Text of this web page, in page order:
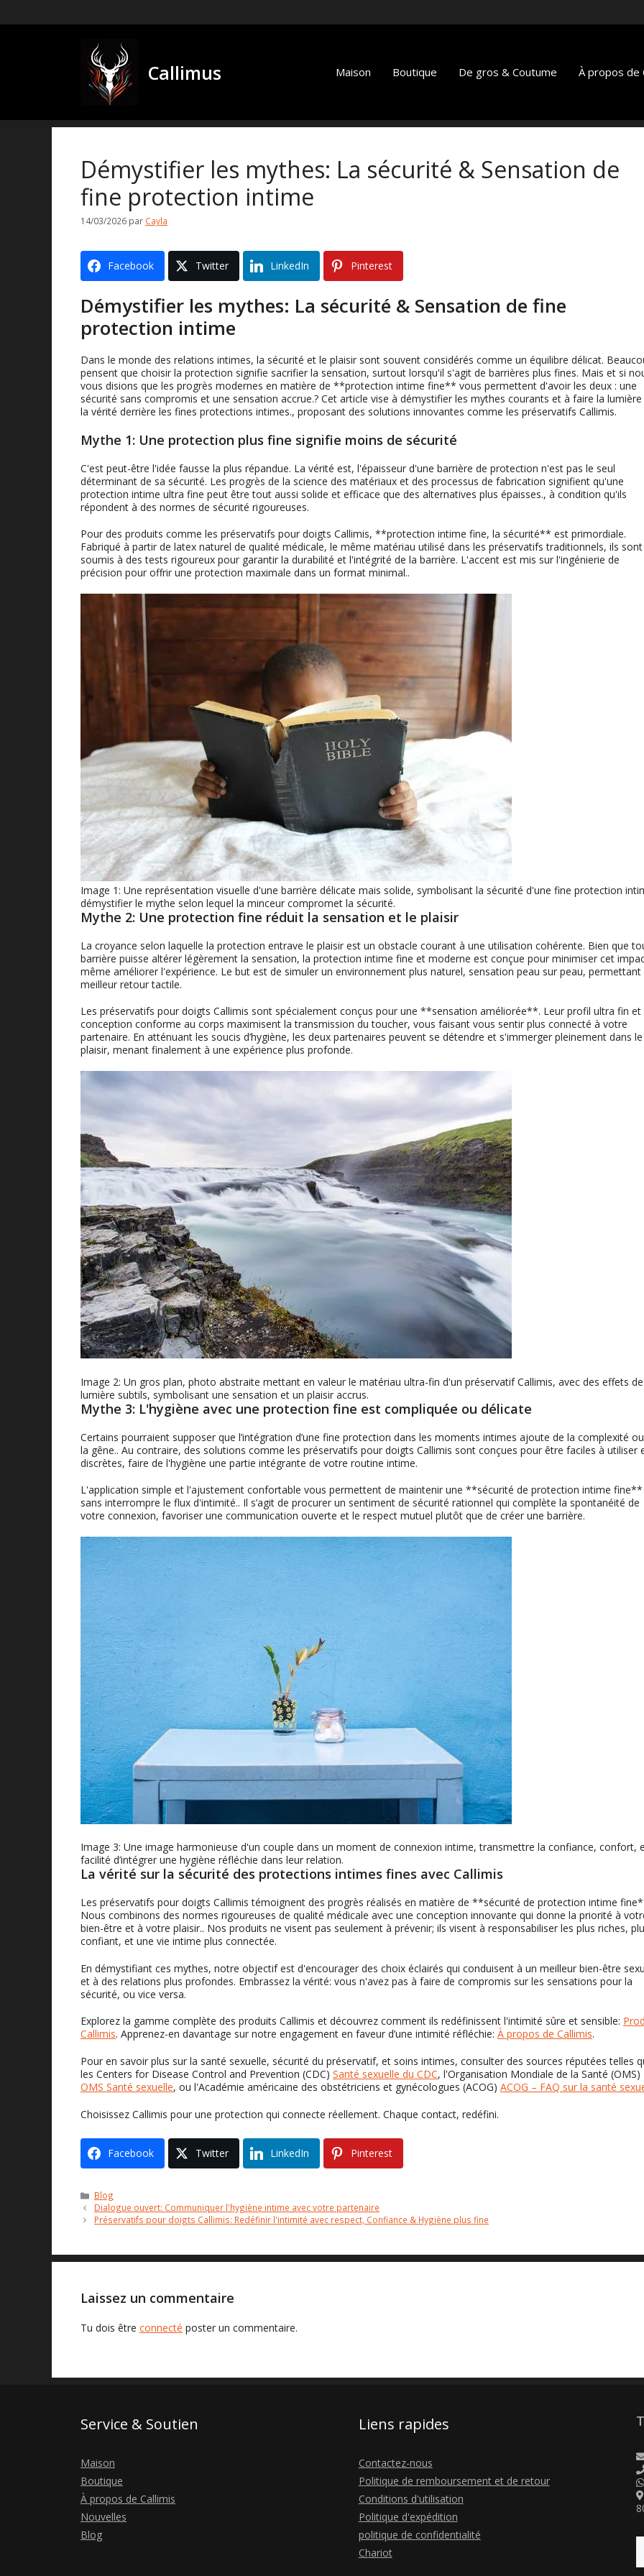
Callimus Maison Boutique De gros & Coutume À propos de
Démystifier les mythes: La sécurité & Sensation de
fine protection intime
14/03/2026 par Cayla
Facebook Twitter LinkedIn Pinterest
Démystifier les mythes: La sécurité & Sensation de fine
protection intime
Dans le monde des relations intimes, la sécurité et le plaisir sont souvent considérés comme un équilibre délicat.
pensent que choisir la protection signifie sacrifier la sensation, surtout lorsqu'il s'agit de barrières plus fines. Mais et si
vous disions que les progrès modernes en matière de **protection intime fine** vous permettent d'avoir les deux : une
sécurité sans compromis et une sensation accrue.? Cet article vise à démystifier les mythes courants et à faire la
la vérité derrière les fines protections intimes., proposant des solutions innovantes comme les préservatifs Callimis.
Mythe 1: Une protection plus fine signifie moins de sécurité
C'est peut-être l'idée fausse la plus répandue. La vérité est, l'épaisseur d'une barrière de protection n'est pas le seul
déterminant de sa sécurité. Les progrès de la science des matériaux et des processus de fabrication signifient qu'une
protection intime ultra fine peut être tout aussi solide et efficace que des alternatives plus épaisses., à condition qu'ils
répondent à des normes de sécurité rigoureuses.
Pour des produits comme les préservatifs pour doigts Callimis, **protection intime fine, la sécurité** est primordiale.
Fabriqué à partir de latex naturel de qualité médicale, le même matériau utilisé dans les préservatifs traditionnels, ils sont
soumis à des tests rigoureux pour garantir la durabilité et l'intégrité de la barrière. L'accent est mis sur l'ingénierie de
précision pour offrir une protection maximale dans un format minimal..
Image 1: Une représentation visuelle d'une barrière délicate mais solide, symbolisant la sécurité d'une fine protection
démystifier le mythe selon lequel la minceur compromet la sécurité.
Mythe 2: Une protection fine réduit la sensation et le plaisir
La croyance selon laquelle la protection entrave le plaisir est un obstacle courant à une utilisation cohérente. Bien que
barrière puisse altérer légèrement la sensation, la protection intime fine et moderne est conçue pour minimiser cet
même améliorer l'expérience. Le but est de simuler un environnement plus naturel, sensation peau sur peau, permettant
meilleur retour tactile.
Les préservatifs pour doigts Callimis sont spécialement conçus pour une **sensation améliorée**. Leur profil ultra fin et
conception conforme au corps maximisent la transmission du toucher, vous faisant vous sentir plus connecté à votre
partenaire. En atténuant les soucis d’hygiène, les deux partenaires peuvent se détendre et s'immerger pleinement dans le
plaisir, menant finalement à une expérience plus profonde.
Image 2: Un gros plan, photo abstraite mettant en valeur le matériau ultra-fin d'un préservatif Callimis, avec des effets de
lumière subtils, symbolisant une sensation et un plaisir accrus.
Mythe 3: L'hygiène avec une protection fine est compliquée ou délicate
Certains pourraient supposer que l’intégration d’une fine protection dans les moments intimes ajoute de la complexité
la gêne.. Au contraire, des solutions comme les préservatifs pour doigts Callimis sont conçues pour être faciles à utiliser
discrètes, faire de l'hygiène une partie intégrante de votre routine intime.
L'application simple et l'ajustement confortable vous permettent de maintenir une **sécurité de protection intime fine**
sans interrompre le flux d'intimité.. Il s’agit de procurer un sentiment de sécurité rationnel qui complète la spontanéité de
votre connexion, favoriser une communication ouverte et le respect mutuel plutôt que de créer une barrière.
Image 3: Une image harmonieuse d'un couple dans un moment de connexion intime, transmettre la confiance, confort,
facilité d’intégrer une hygiène réfléchie dans leur relation.
La vérité sur la sécurité des protections intimes fines avec Callimis
Les préservatifs pour doigts Callimis témoignent des progrès réalisés en matière de **sécurité de protection intime
Nous combinons des normes rigoureuses de qualité médicale avec une conception innovante qui donne la priorité à
bien-être et à votre plaisir.. Nos produits ne visent pas seulement à prévenir; ils visent à responsabiliser les plus riches,
confiant, et une vie intime plus connectée.
En démystifiant ces mythes, notre objectif est d'encourager des choix éclairés qui conduisent à un meilleur bien-être
et à des relations plus profondes. Embrassez la vérité: vous n'avez pas à faire de compromis sur les sensations pour la
sécurité, ou vice versa.
Explorez la gamme complète des produits Callimis et découvrez comment ils redéfinissent l'intimité sûre et sensible:
Callimis. Apprenez-en davantage sur notre engagement en faveur d’une intimité réfléchie: À propos de Callimis.
Pour en savoir plus sur la santé sexuelle, sécurité du préservatif, et soins intimes, consulter des sources réputées telles
les Centers for Disease Control and Prevention (CDC) Santé sexuelle du CDC, l'Organisation Mondiale de la Santé (OMS)
OMS Santé sexuelle, ou l'Académie américaine des obstétriciens et gynécologues (ACOG) ACOG – FAQ sur la santé
Choisissez Callimis pour une protection qui connecte réellement. Chaque contact, redéfini.
Facebook Twitter LinkedIn Pinterest
Catégories
Blog
Dialogue ouvert: Communiquer l'hygiène intime avec votre partenaire
Préservatifs pour doigts Callimis: Redéfinir l'intimité avec respect, Confiance & Hygiène plus fine
Laissez un commentaire
Tu dois être connecté poster un commentaire.
Service & Soutien
Maison
Boutique
À propos de Callimis
Nouvelles
Blog
Liens rapides
Contactez-nous
Politique de remboursement et de retour
Conditions d'utilisation
Politique d'expédition
politique de confidentialité
Chariot